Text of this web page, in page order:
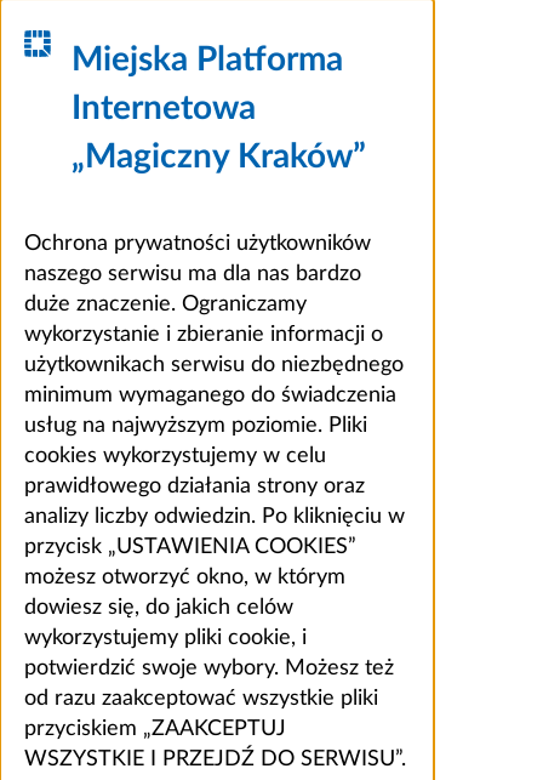
Miejska Platforma
Internetowa
„Magiczny Kraków”
Ochrona prywatności użytkowników
naszego serwisu ma dla nas bardzo
duże znaczenie. Ograniczamy
wykorzystanie i zbieranie informacji o
użytkownikach serwisu do niezbędnego
minimum wymaganego do świadczenia
usług na najwyższym poziomie. Pliki
cookies wykorzystujemy w celu
prawidłowego działania strony oraz
analizy liczby odwiedzin. Po kliknięciu w
przycisk „USTAWIENIA COOKIES”
możesz otworzyć okno, w którym
dowiesz się, do jakich celów
wykorzystujemy pliki cookie, i
potwierdzić swoje wybory. Możesz też
od razu zaakceptować wszystkie pliki
przyciskiem „ZAAKCEPTUJ
WSZYSTKIE I PRZEJDŹ DO SERWISU”.